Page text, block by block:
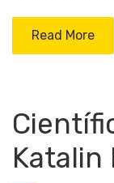
Read More
Katalin